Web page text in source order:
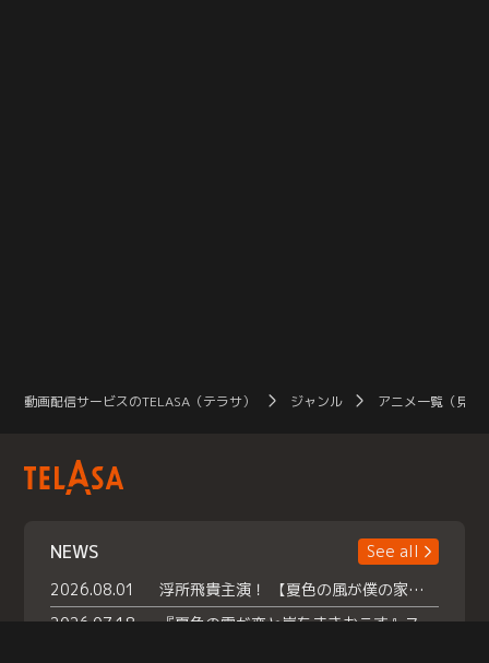
動画配信サービスのTELASA（テラサ） ジャンル アニメ一覧（見放
NEWS
See all
2026.08.01
浮所飛貴主演！ 【夏色の風が僕の家にやってきた】 本日よりテラサで独占配信スタート！
2026.07.18
『夏色の雲が恋と嵐をまきおこす』スペシャルメイキング 【Part1】2026年７月18日（土）23時30分～配信スタート！話題のシーンの裏側を大公開！豪華キャスト大集合！ 『武宮家 真夏の家族会議』開催！